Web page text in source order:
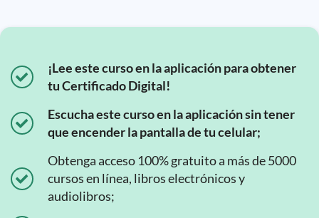
¡Lee este curso en la aplicación para obtener
tu Certificado Digital!
Escucha este curso en la aplicación sin tener
que encender la pantalla de tu celular;
Obtenga acceso 100% gratuito a más de 5000
cursos en línea, libros electrónicos y
audiolibros;